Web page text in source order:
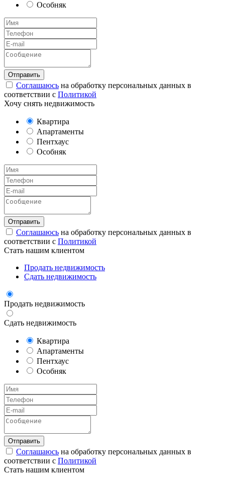
Особняк
Соглашаюсь на обработку персональных данных в
соответствии с Политикой
Хочу снять недвижимость
Квартира
Апартаменты
Пентхаус
Особняк
Соглашаюсь на обработку персональных данных в
соответствии с Политикой
Стать нашим клиентом
Продать недвижимость
Сдать недвижимость
Продать недвижимость
Сдать недвижимость
Квартира
Апартаменты
Пентхаус
Особняк
Соглашаюсь на обработку персональных данных в
соответствии с Политикой
Стать нашим клиентом